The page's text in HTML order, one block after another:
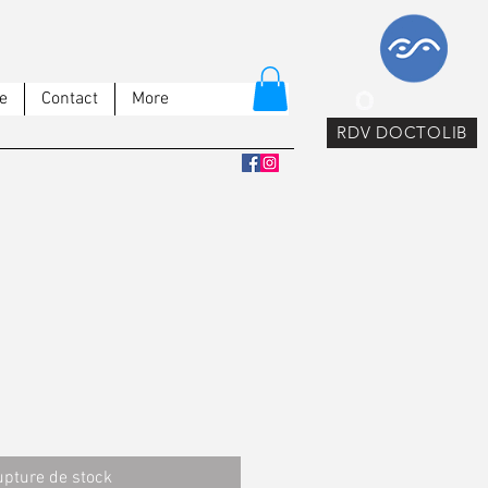
Contact More
RDV DOCTOLIB
de stock